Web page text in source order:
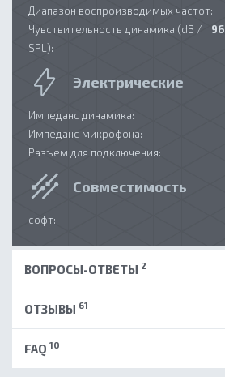
Диапазон воспроизводимых частот:
Чувствительность динамика (dB /
SPL):
Электрические
Импеданс динамика:
Импеданс микрофона:
Разъем для подключения:
Совместимость
софт:
ВОПРОСЫ-ОТВЕТЫ 2
ОТЗЫВЫ 61
FAQ 10